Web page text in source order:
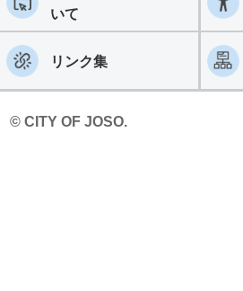
いて
リンク集
© CITY OF JOSO.